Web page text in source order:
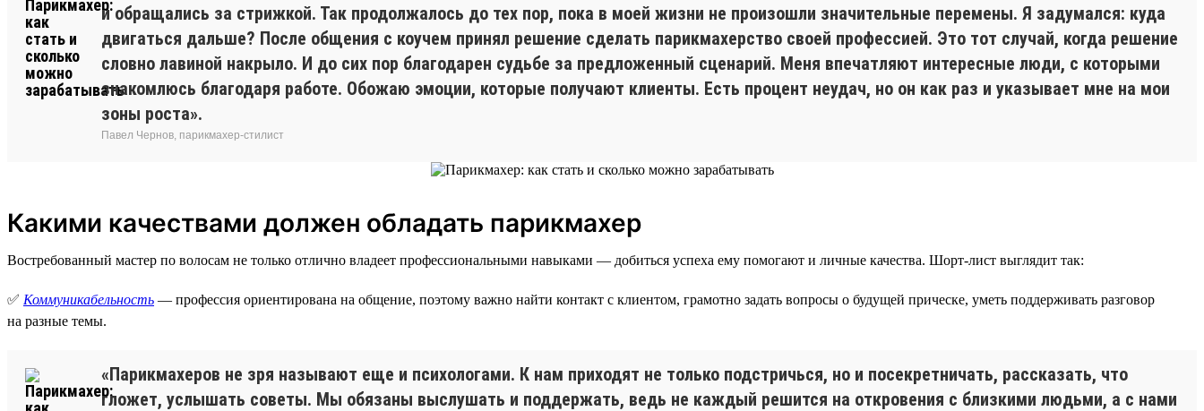
и обращались за стрижкой. Так продолжалось до тех пор, пока в моей жизни не произошли значительные перемены. Я задумался: куда
двигаться дальше? После общения с коучем принял решение сделать парикмахерство своей профессией. Это тот случай, когда решение
словно лавиной накрыло. И до сих пор благодарен судьбе за предложенный сценарий. Меня впечатляют интересные люди, с которыми
знакомлюсь благодаря работе. Обожаю эмоции, которые получают клиенты. Есть процент неудач, но он как раз и указывает мне на мои
зоны роста».
Павел Чернов, парикмахер-стилист
Какими качествами должен обладать парикмахер
Востребованный мастер по волосам не только отлично владеет профессиональными навыками — добиться успеха ему помогают и личные качества. Шорт-лист выглядит так:
✅ Коммуникабельность — профессия ориентирована на общение, поэтому важно найти контакт с клиентом, грамотно задать вопросы о будущей прическе, уметь поддерживать разговор
на разные темы.
«Парикмахеров не зря называют еще и психологами. К нам приходят не только подстричься, но и посекретничать, рассказать, что
гложет, услышать советы. Мы обязаны выслушать и поддержать, ведь не каждый решится на откровения с близкими людьми, а с нами